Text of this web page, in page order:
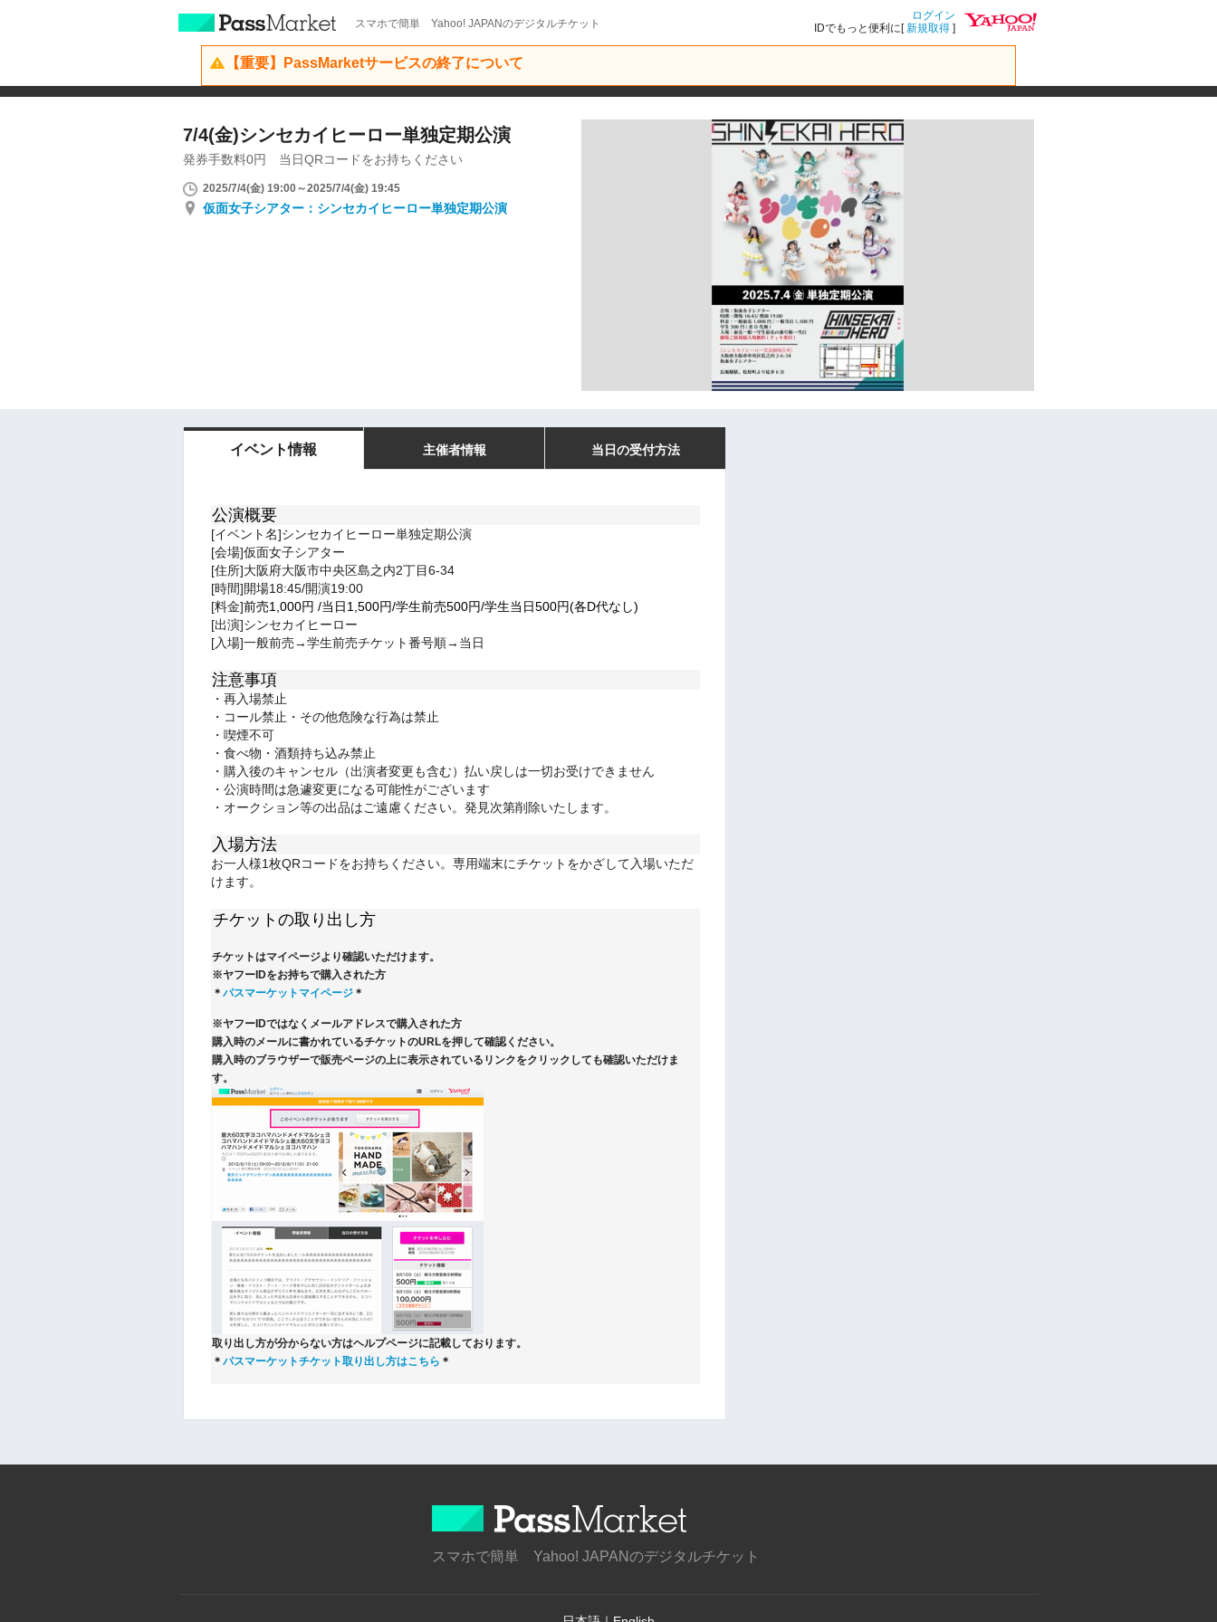
スマホで簡単 Yahoo! JAPANのデジタルチケット
ログイン
IDでもっと便利に[新規取得 ]
【重要】PassMarketサービスの終了について
7/4(金)シンセカイヒーロー単独定期公演
発券手数料0円 当日QRコードをお持ちください
2025/7/4(金) 19:00～2025/7/4(金) 19:45
仮面女子シアター：シンセカイヒーロー単独定期公演
イベント情報 主催者情報 当日の受付方法
公演概要
[イベント名]シンセカイヒーロー単独定期公演
[会場]仮面女子シアター
[住所]大阪府大阪市中央区島之内2丁目6-34
[時間]開場18:45/開演19:00
[料金]前売1,000円 /当日1,500円/学生前売500円/学生当日500円(各D代なし)
[出演]シンセカイヒーロー
[入場]一般前売→学生前売チケット番号順→当日
注意事項
・再入場禁止
・コール禁止・その他危険な行為は禁止
・喫煙不可
・食べ物・酒類持ち込み禁止
・購入後のキャンセル（出演者変更も含む）払い戻しは一切お受けできません
・公演時間は急遽変更になる可能性がございます
・オークション等の出品はご遠慮ください。発見次第削除いたします。
入場方法
お一人様1枚QRコードをお持ちください。専用端末にチケットをかざして入場いただ
けます。
チケットの取り出し方
チケットはマイページより確認いただけます。
※ヤフーIDをお持ちで購入された方
＊ パスマーケットマイページ ＊
※ヤフーIDではなくメールアドレスで購入された方
購入時のメールに書かれているチケットのURLを押して確認ください。
購入時のブラウザーで販売ページの上に表示されているリンクをクリックしても確認いただけま
す。
取り出し方が分からない方はヘルプページに記載しております。
＊ パスマーケットチケット取り出し方はこちら ＊
スマホで簡単 Yahoo! JAPANのデジタルチケット